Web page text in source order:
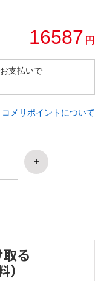
16587 円
支払いで
コメリポイントについて
る
）